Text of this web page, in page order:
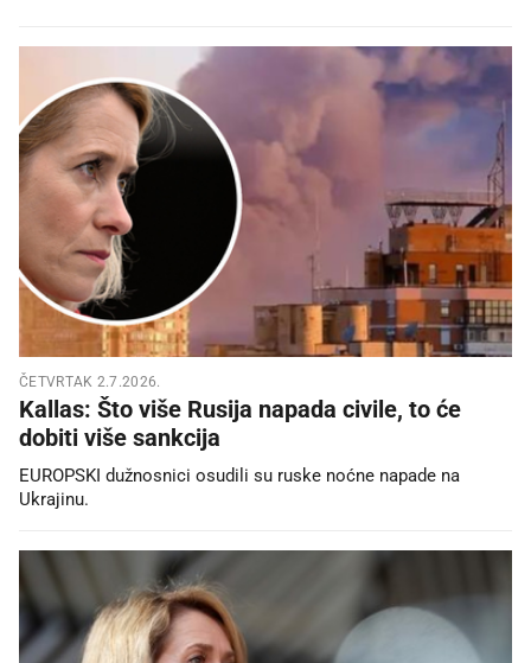
ČETVRTAK 2.7.2026.
Kallas: Što više Rusija napada civile, to će
dobiti više sankcija
EUROPSKI dužnosnici osudili su ruske noćne napade na
Ukrajinu.